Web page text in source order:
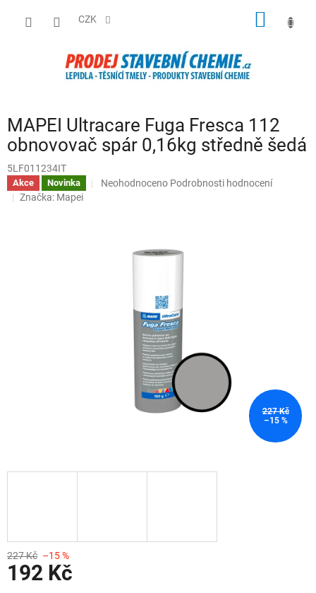
CZK
MAPEI Ultracare Fuga Fresca 112
obnovovač spár 0,16kg středně šedá
5LF011234IT
Akce Novinka
Průměrné
Neohodnoceno Podrobnosti hodnocení
Značka: Mapei
227 Kč
–15 %
227 Kč –15 %
192 Kč